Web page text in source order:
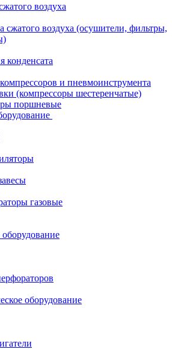
воздуха
сжатого воздуха (осушители, фильтры,
конденсата
и пневмоинструмента
(компрессоры шестеренчатые)
поршневые
газовые
оборудование